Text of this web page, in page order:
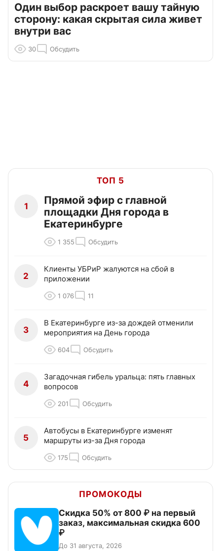
Один выбор раскроет вашу тайную
сторону: какая скрытая сила живет
внутри вас
30 Обсудить
ТОП 5
1
Прямой эфир с главной
площадки Дня города в
Екатеринбурге
1 355 Обсудить
2
Клиенты УБРиР жалуются на сбой в
приложении
1 076 11
3
В Екатеринбурге из-за дождей отменили
мероприятия на День города
604 Обсудить
4
Загадочная гибель уральца: пять главных
вопросов
201 Обсудить
5
Автобусы в Екатеринбурге изменят
маршруты из-за Дня города
175 Обсудить
ПРОМОКОДЫ
Скидка 50% от 800 ₽ на первый
заказ, максимальная скидка 600
₽
До 31 августа, 2026